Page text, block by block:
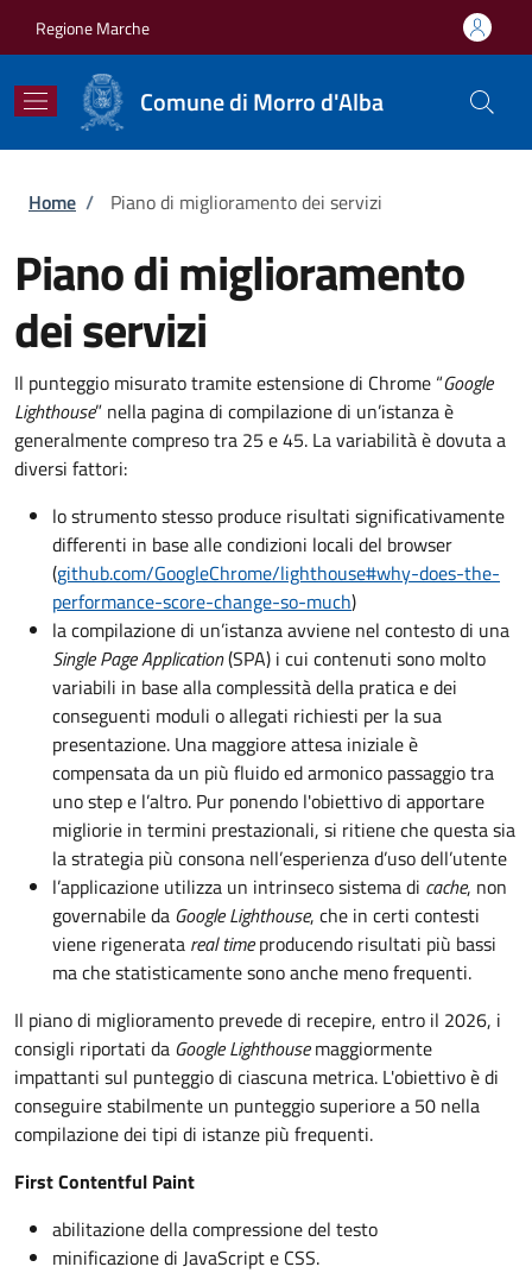
Regione Marche
Comune di Morro d'Alba
Briciole di pane
Home / Piano di miglioramento dei servizi
Piano di miglioramento
dei servizi
Il punteggio misurato tramite estensione di Chrome “Google
Lighthouse” nella pagina di compilazione di un’istanza è
generalmente compreso tra 25 e 45. La variabilità è dovuta a
diversi fattori:
lo strumento stesso produce risultati significativamente
differenti in base alle condizioni locali del browser
(github.com/GoogleChrome/lighthouse#why-does-the-
performance-score-change-so-much)
la compilazione di un’istanza avviene nel contesto di una
Single Page Application(SPA) i cui contenuti sono molto
variabili in base alla complessità della pratica e dei
conseguenti moduli o allegati richiesti per la sua
presentazione. Una maggiore attesa iniziale è
compensata da un più fluido ed armonico passaggio tra
uno step e l’altro. Pur ponendo l'obiettivo di apportare
migliorie in termini prestazionali, si ritiene che questa sia
la strategia più consona nell’esperienza d’uso dell’utente
l’applicazione utilizza un intrinseco sistema di cache, non
governabile da Google Lighthouse, che in certi contesti
viene rigenerata real timeproducendo risultati più bassi
ma che statisticamente sono anche meno frequenti.
Il piano di miglioramento prevede di recepire, entro il 2026, i
consigli riportati da Google Lighthousemaggiormente
impattanti sul punteggio di ciascuna metrica. L'obiettivo è di
conseguire stabilmente un punteggio superiore a 50 nella
compilazione dei tipi di istanze più frequenti.
First Contentful Paint
abilitazione della compressione del testo
minificazione di JavaScript e CSS.